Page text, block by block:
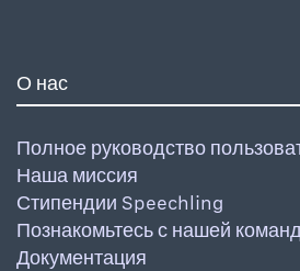
О нас
Полное руководство
Наша миссия
Стипендии Speechling
Познакомьтесь с нашей
Документация